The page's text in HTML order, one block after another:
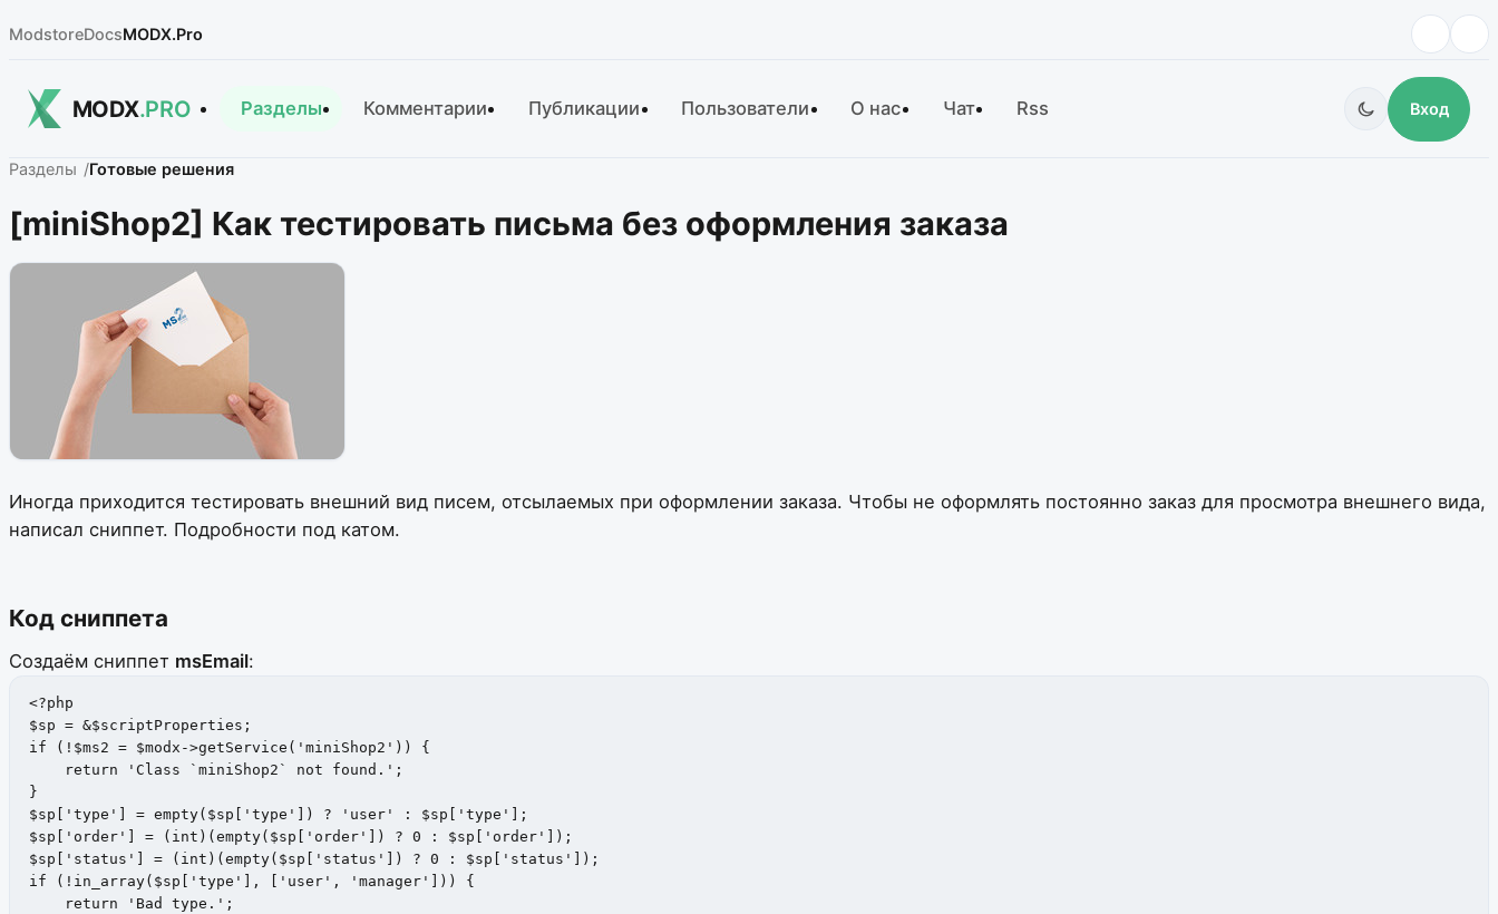
ModstoreDocsMODX.Pro
MODX.PRO Разделы Комментарии Публикации Пользователи О нас Чат Rss Вход
Разделы Готовые решения
[miniShop2] Как тестировать письма без оформления заказа
Иногда приходится тестировать внешний вид писем, отсылаемых при оформлении заказа. Чтобы не оформлять постоянно заказ для просмотра внешнего вида,
написал сниппет. Подробности под катом.
Код сниппета
Создаём сниппет msEmail:
<?php
$sp = &$scriptProperties;
if (!$ms2 = $modx->getService('miniShop2')) {
    return 'Class `miniShop2` not found.';
}
$sp['type'] = empty($sp['type']) ? 'user' : $sp['type'];
$sp['order'] = (int)(empty($sp['order']) ? 0 : $sp['order']);
$sp['status'] = (int)(empty($sp['status']) ? 0 : $sp['status']);
if (!in_array($sp['type'], ['user', 'manager'])) {
    return 'Bad type.';